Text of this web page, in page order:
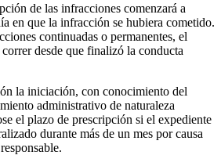
de las infracciones comenzará a
en que la infracción se hubiera cometido.
continuadas o permanentes, el
desde que finalizó la conducta
la iniciación, con conocimiento del
administrativo de naturaleza
el plazo de prescripción si el expediente
durante más de un mes por causa